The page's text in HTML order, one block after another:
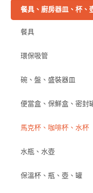
餐具、廚房器皿、杯、
餐具
環保吸管
碗、盤、盛裝器皿
便當盒、保鮮盒、密封
馬克杯、咖啡杯、水杯
水瓶、水壺
保溫杯、瓶、壺、罐